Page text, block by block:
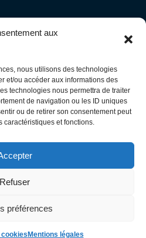
aux
nous utilisons des technologies
et/ou accéder aux informations des
technologies nous permettra de traiter
de navigation ou les ID uniques
ou de retirer son consentement peut
caractéristiques et fonctions.
Refuser
préférences
cookies Mentions légales
:
site :
reunion.fr
Sud (Saint-Pierre
- St Louis - Cilaos)
sites :